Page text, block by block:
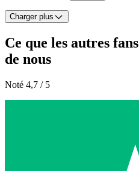
Charger plus
Ce que les autres
de nous
Noté 4,7 / 5